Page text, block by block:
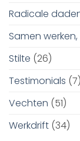
Radicale
Samen
Stilte (26)
Testimonials (7)
Vechten (51)
Werkdrift (34)